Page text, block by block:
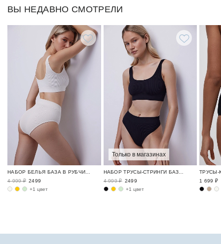
ВЫ НЕДАВНО СМОТРЕЛИ
4 999 ₽ 2499
+1 цвет
Только в магазинах
4 999 ₽ 2499
+1 цвет
1 699 ₽